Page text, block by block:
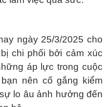
ngày 25/3/2025 cho
chi phối bởi cảm xúc
áp lực trong cuộc
nên cố gắng kiểm
lo âu ảnh hưởng đến